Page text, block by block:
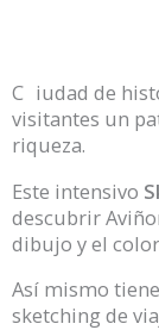
C iudad de
visitantes un
riqueza.
Este intensivo
descubrir
dibujo y el
Así mismo
sketching de